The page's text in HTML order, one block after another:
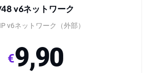
/48 v6ネットワーク
v6ネットワーク（外部）
€9,90